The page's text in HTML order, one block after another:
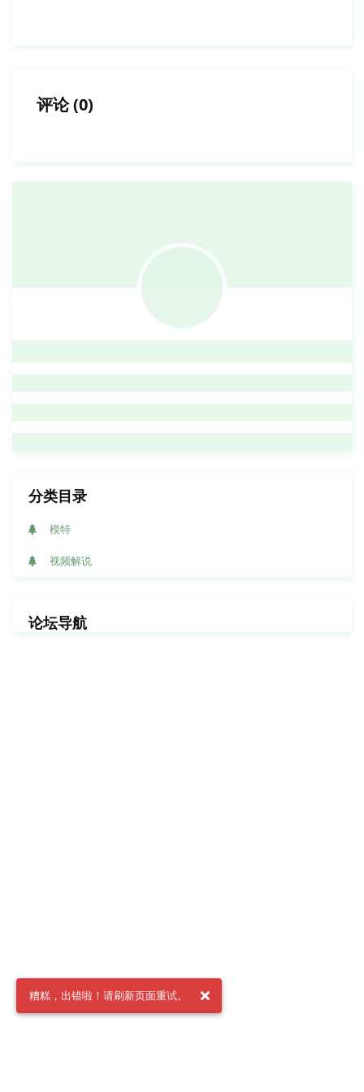
评论(0)
分类目录
模特
视频解说
论坛导航
糟糕，出错啦！请刷新页面重试。